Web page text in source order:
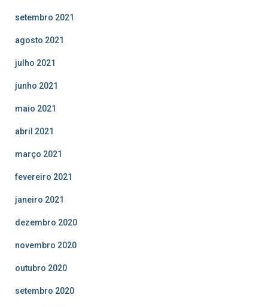
setembro 2021
agosto 2021
julho 2021
junho 2021
maio 2021
abril 2021
março 2021
fevereiro 2021
janeiro 2021
dezembro 2020
novembro 2020
outubro 2020
setembro 2020